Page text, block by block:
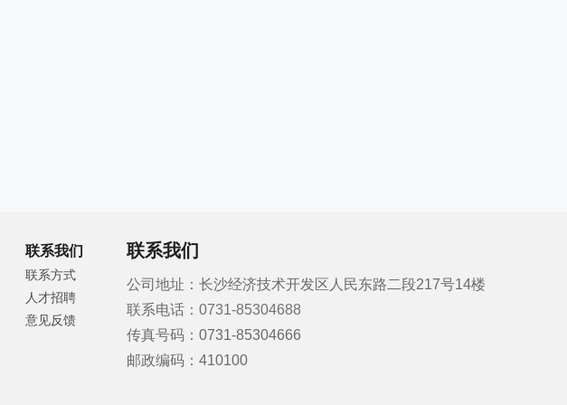
联系我们
联系方式
人才招聘
意见反馈
联系我们
公司地址：长沙经济技术开发区人民东路二段217号14楼
联系电话：0731-85304688
传真号码：0731-85304666
邮政编码：410100